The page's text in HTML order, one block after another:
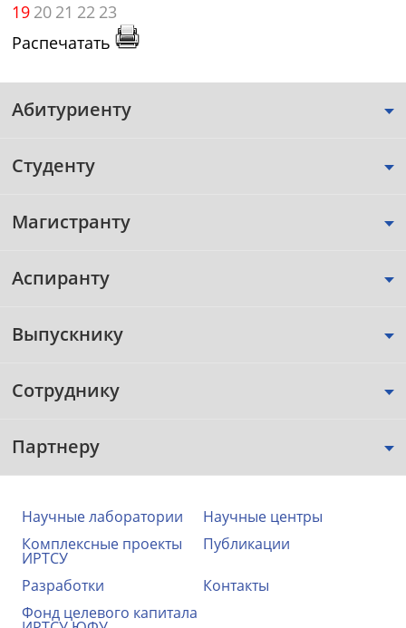
19 20 21 22 23
Распечатать
Абитуриенту
Студенту
Магистранту
Аспиранту
Выпускнику
Сотруднику
Партнеру
Научные лаборатории
Научные центры
Комплексные проекты
ИРТСУ
Публикации
Разработки
Контакты
Фонд целевого капитала